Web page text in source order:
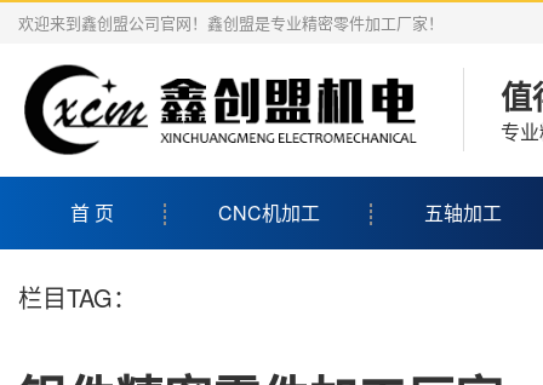
欢迎来到鑫创盟公司官网！鑫创盟是专业精密零件加工厂家！
值
专
首 页 CNC机加工 五轴加工
栏目TAG：